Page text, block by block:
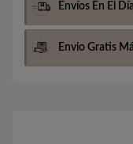
Envíos En El
Envio Gratis